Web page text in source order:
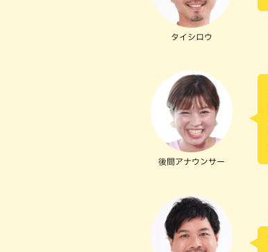
タイシロウ
後間アナウンサー